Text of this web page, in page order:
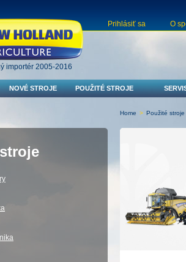
importér 2005-2016
Prihlásiť sa O
NOVÉ STROJE POUŽITÉ STROJE
Home > Použité stroje